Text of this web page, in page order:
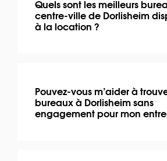
Quels sont les meilleurs
centre-ville de Dorlisheim
à la location ?
Pouvez-vous m’aider à
bureaux à Dorlisheim sans
engagement pour mon